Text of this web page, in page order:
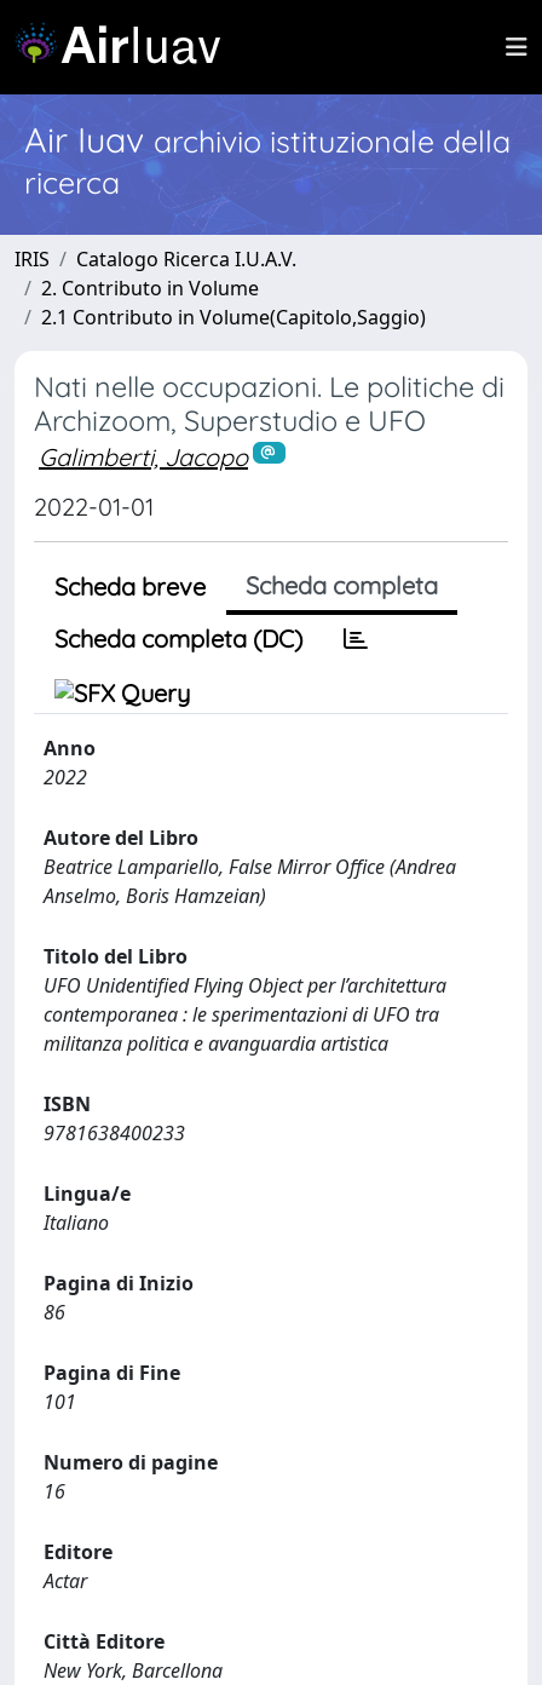
Air Iuav archivio istituzionale della
ricerca
IRIS
Catalogo Ricerca I.U.A.V.
2. Contributo in Volume
2.1 Contributo in Volume(Capitolo,Saggio)
Nati nelle occupazioni. Le politiche di
Archizoom, Superstudio e UFO
Galimberti, Jacopo
2022-01-01
Scheda breve
Scheda completa
Scheda completa (DC)
Anno
2022
Autore del Libro
Beatrice Lampariello, False Mirror Office (Andrea
Anselmo, Boris Hamzeian)
Titolo del Libro
UFO Unidentified Flying Object per l’architettura
contemporanea : le sperimentazioni di UFO tra
militanza politica e avanguardia artistica
ISBN
9781638400233
Lingua/e
Italiano
Pagina di Inizio
86
Pagina di Fine
101
Numero di pagine
16
Editore
Actar
Città Editore
New York, Barcellona